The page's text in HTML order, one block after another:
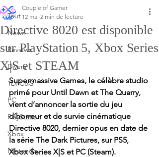
Tout
News
Reviews
Divers
1D#CoG
PC
PlayStation
Xbox
Nintendo
Directive 8020 est disponible
sur PlayStation 5, Xbox Series
X|S et STEAM
Couple of Gamer
12 mai 2 min de lecture
Supermassive Games, le célèbre studio
primé pour Until Dawn et The Quarry,
vient d’annoncer la sortie du jeu
d’horreur et de survie cinématique
Directive 8020, dernier opus en date de
la série The Dark Pictures, sur PS5,
Xbox Series X|S et PC (Steam).